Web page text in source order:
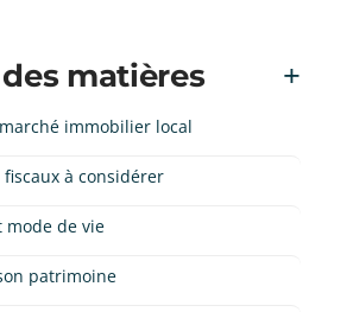
matières
immobilier local
fiscaux à considérer
mode de vie
patrimoine